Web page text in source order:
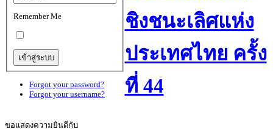
Remember Me
Forgot your password?
Forgot your username?
ชิงชนะเลิศแห่ง
ประเทศไทย ครั้ง
ที่ 44
ขอแสดงความยินดีกับ